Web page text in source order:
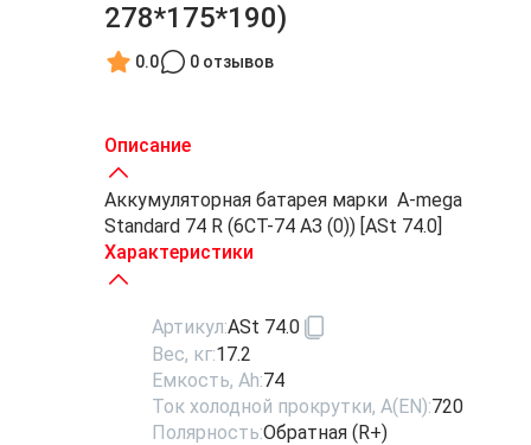
278*175*190)
0.0 0 отзывов
Описание
Аккумуляторная батарея марки A-mega
Standard 74 R (6СТ-74 АЗ (0)) [ASt 74.0]
Характеристики
Артикул:ASt 74.0
Вес, кг:17.2
Емкость, Ah:74
Ток холодной прокрутки, A(EN):720
Полярность:Обратная (R+)